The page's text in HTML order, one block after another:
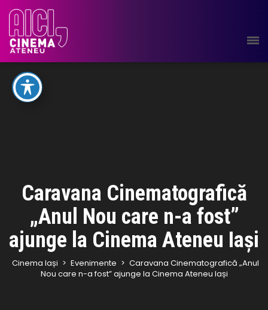
Caravana Cinematografică
„Anul Nou care n-a fost”
ajunge la Cinema Ateneu Iași
Cinema Iași > Evenimente > Caravana Cinematografică „Anul
Nou care n-a fost” ajunge la Cinema Ateneu Iași